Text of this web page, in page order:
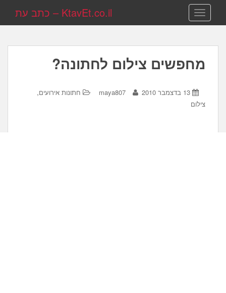
TOGGLE NAVIGATION KtavEt.co.il – כתב עת
מחפשים צילום לחתונה?
13 בדצמבר 2010 maya807 חתונות אירועים,
צילום